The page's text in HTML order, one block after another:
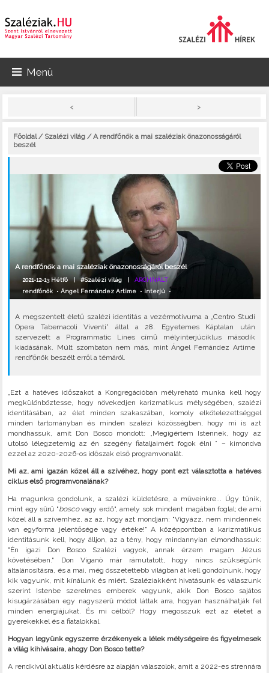
Menü
< >
Főoldal/ Szalézi világ / A rendfőnök a mai szaléziak önazonosságáról
beszél
A rendfőnök a mai szaléziak önazonosságáról beszél
2021-12-13 Hétfő |#Szalézi világ |ARCHIVÁLT
rendfőnök •Ángel Fernández Artime • interjú •
A megszentelt életű szalézi identitás a vezérmotívuma a „Centro Studi
Opera Tabernacoli Viventi” által a 28. Egyetemes Káptalan után
szervezett a Programmatic Lines című mélyinterjúciklus második
kiadásának. Múlt szombaton nem más, mint Ángel Fernández Artime
rendfőnök beszélt erről a témáról.
„Ezt a hatéves időszakot a Kongregációban mélyreható munka kell hogy
megkülönböztesse, hogy növekedjen karizmatikus mélységében, szalézi
identitásában, az élet minden szakaszában, komoly elkötelezettséggel
minden tartományban és minden szalézi közösségben, hogy mi is azt
mondhassuk, amit Don Bosco mondott: „Megígértem Istennek, hogy az
utolsó lélegzetemig az én szegény fiataljaimért fogok élni ” – kimondva
ezzel az 2020-2026-os időszak első programvonalát.
Mi az, ami igazán közel áll a szívéhez, hogy pont ezt választotta a hatéves
ciklus első programvonalának?
Ha magunkra gondolunk, a szalézi küldetésre, a műveinkre... Úgy tűnik,
mint egy sűrű "boscovagy erdő", amely sok mindent magában foglal; de ami
közel áll a szívemhez, az az, hogy azt mondjam: "Vigyázz, nem mindennek
van egyforma jelentősége vagy értéke!" A középpontban a karizmatikus
identitásunk kell, hogy álljon, az a tény, hogy mindannyian elmondhassuk:
"Én igazi Don Bosco Szalézi vagyok, annak érzem magam Jézus
követésében." Don Viganò már rámutatott, hogy nincs szükségünk
általánosításra, és a mai, még összetettebb világban át kell gondolnunk, hogy
kik vagyunk, mit kínálunk és miért. Szaléziakként hivatásunk és válaszunk
szerint Istenbe szerelmes emberek vagyunk, akik Don Bosco sajátos
kisugárzásában egy nagyszerű módot láttak arra, hogyan használhatják fel
minden energiájukat. És mi célból? Hogy megosszuk ezt az életet a
gyerekekkel és a fiatalokkal.
Hogyan legyünk egyszerre érzékenyek a lélek mélységeire és figyelmesek
a világ kihívásaira, ahogy Don Bosco tette?
A rendkívül aktuális kérdésre az alapján válaszolok, amit a 2022-es strennára